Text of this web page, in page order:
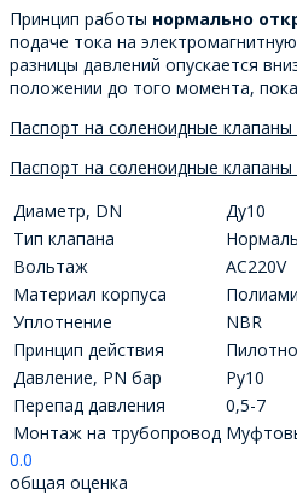
Принцип работы нормально
подаче тока на
разницы давлений опускается
положении до того момента,
Паспорт на соленоидные клапаны
Паспорт на соленоидные клапаны
Диаметр, DN
Ду10
Тип клапана
Вольтаж
AC220V
Материал корпуса
Уплотнение
NBR
Принцип действия
Давление, PN бар
Ру10
Перепад давления
0,5-7
Монтаж на трубопровод
0.0
общая оценка